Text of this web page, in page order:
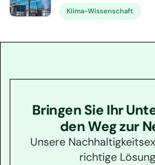
Klima-Wissenschaft
Bringen Sie Ihr
den Weg zur
Unsere
richtige